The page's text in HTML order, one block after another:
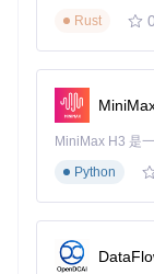
分步实践：
Ant Media
的配置存在细微
Ubuntu 18.04/
Rust
0
Python